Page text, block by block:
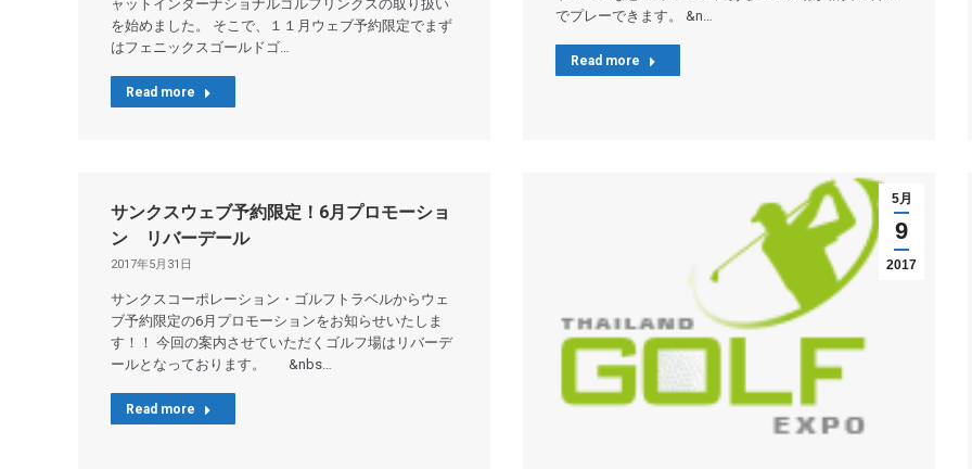
ャットインターナショナルゴルフリンクスの取り扱い
を始めました。 そこで、１１月ウェブ予約限定でまず
はフェニックスゴールドゴ…
Read more
でプレーできます。 &n…
Read more
サンクスウェブ予約限定！6月プロモーショ
ン リバーデール
2017年5月31日
サンクスコーポレーション・ゴルフトラベルからウェ
ブ予約限定の6月プロモーションをお知らせいたしま
す！！ 今回の案内させていただくゴルフ場はリバーデ
ールとなっております。 &nbs…
Read more
5月
9
2017